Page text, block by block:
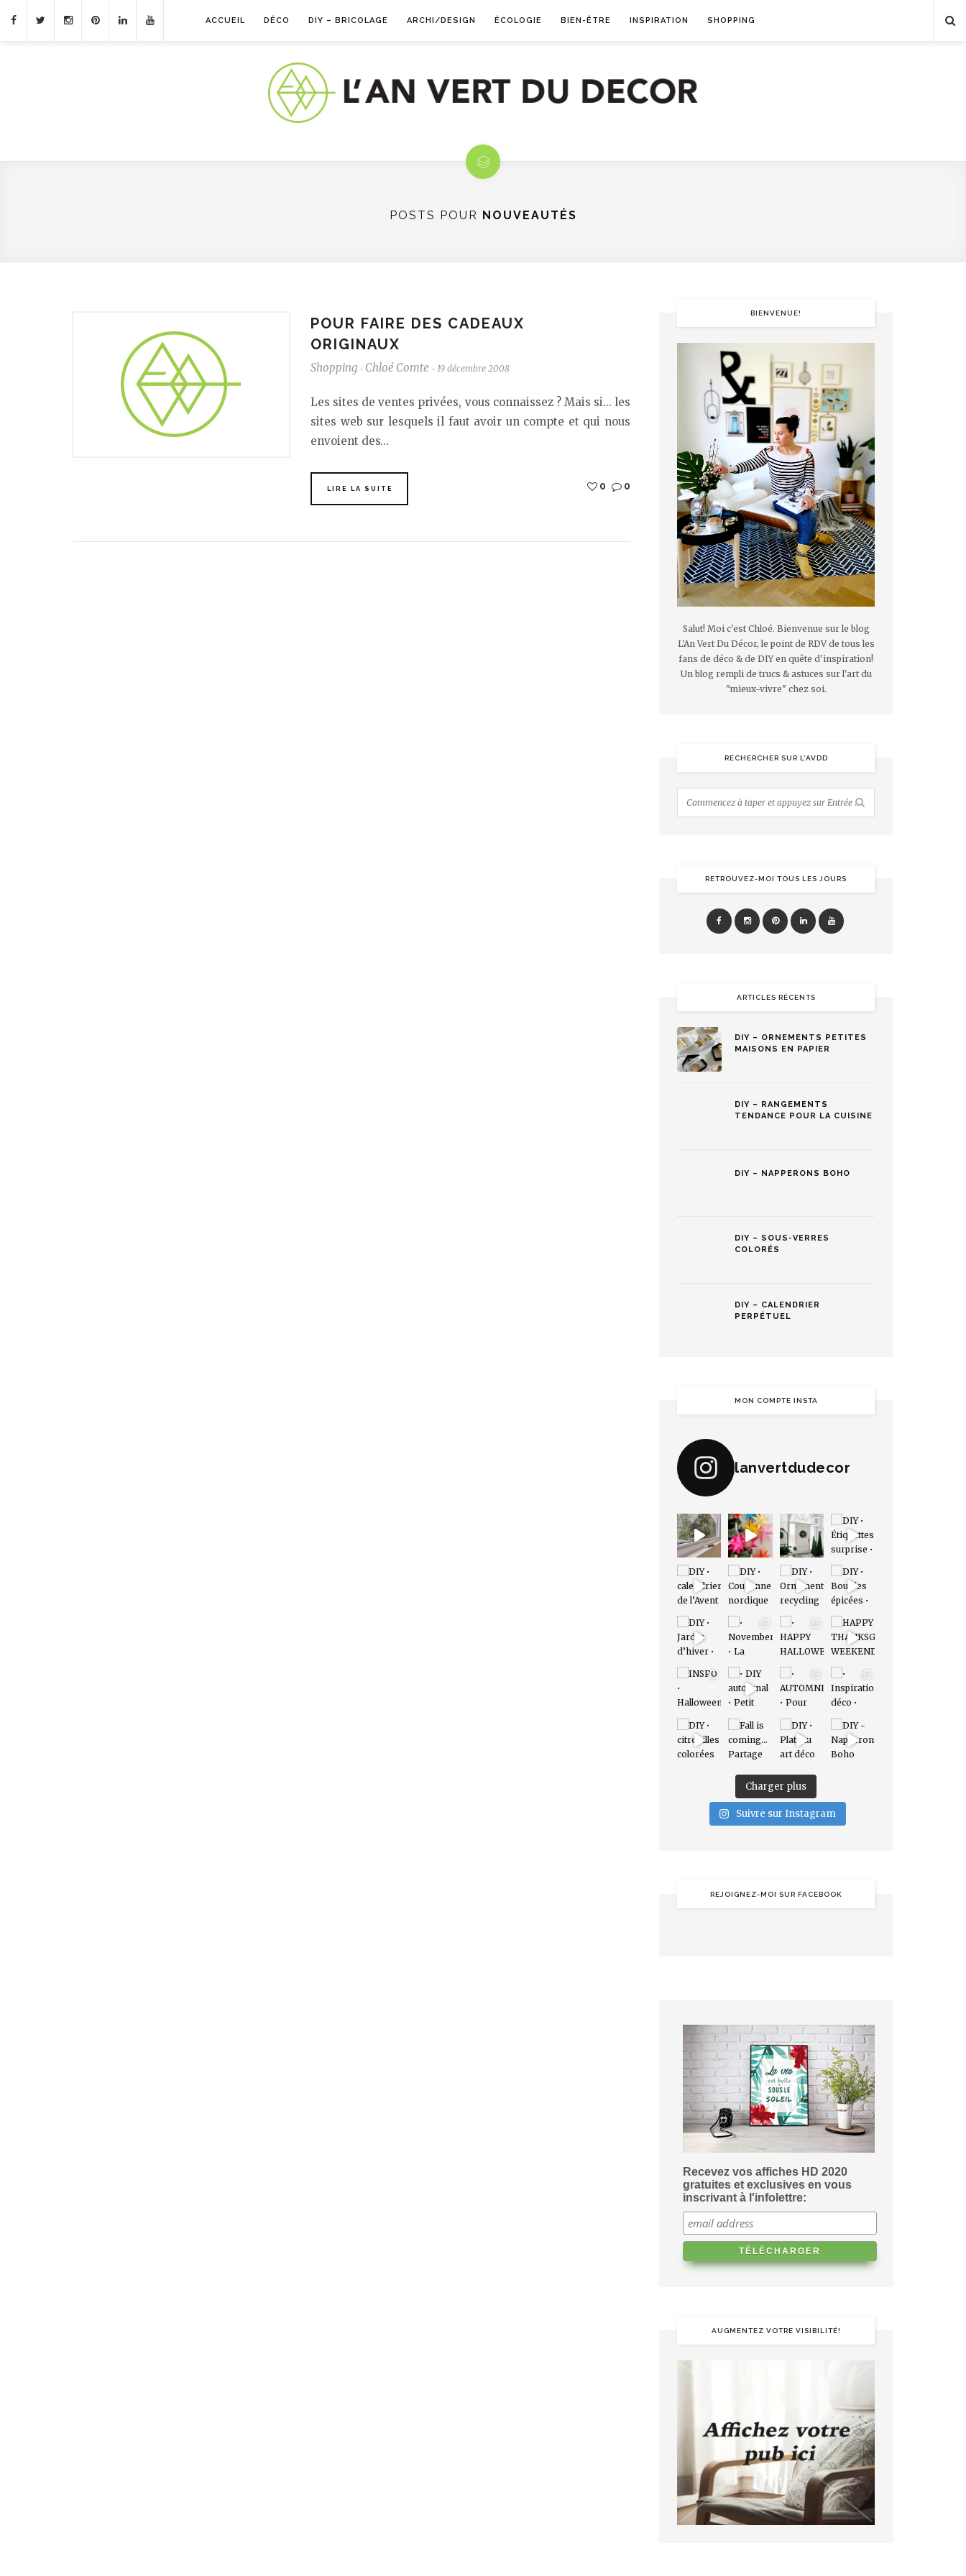
ACCUEIL DÉCO DIY – BRICOLAGE ARCHI/DESIGN ÉCOLOGIE BIEN-ÊTRE INSPIRATION SHOPPING
POSTS POUR NOUVEAUTÉS
POUR FAIRE DES CADEAUX
ORIGINAUX
Shopping - Chloé Comte - 19 décembre 2008
Les sites de ventes privées, vous connaissez ? Mais si... les
sites web sur lesquels il faut avoir un compte et qui nous
envoient des…
LIRE LA SUITE 0 0
BIENVENUE!
Salut! Moi c'est Chloé. Bienvenue sur le blog
L'An Vert Du Décor, le point de RDV de tous les
fans de déco & de DIY en quête d'inspiration!
Un blog rempli de trucs & astuces sur l'art du
"mieux-vivre" chez soi.
RECHERCHER SUR L’AVDD
RETROUVEZ-MOI TOUS LES JOURS
ARTICLES RÉCENTS
DIY – ORNEMENTS PETITES
MAISONS EN PAPIER
DIY – RANGEMENTS
TENDANCE POUR LA CUISINE
DIY – NAPPERONS BOHO
DIY – SOUS-VERRES
COLORÉS
DIY – CALENDRIER
PERPÉTUEL
MON COMPTE INSTA
lanvertdudecor
Charger plus
Suivre sur Instagram
REJOIGNEZ-MOI SUR FACEBOOK
Recevez vos affiches HD 2020
gratuites et exclusives en vous
inscrivant à l'infolettre:
AUGMENTEZ VOTRE VISIBILITÉ!